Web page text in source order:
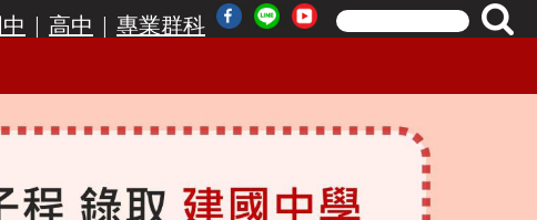
| 高中 | 專業群科